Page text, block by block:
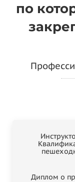
по
Диплом о